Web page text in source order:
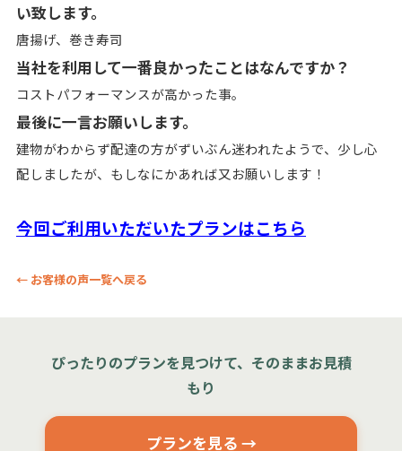
い致します。
唐揚げ、 巻き寿司
当社を利用して一番良かったことはなんですか？
コストパフォーマンスが高かった事。
最後に一言お願いします。
建物がわからず配達の方がずいぶん迷われたようで、 少し心
配しましたが、もしなにかあれば又お願いします！
今回ご利用いただいたプランはこちら
← お客様の声一覧へ戻る
ぴったりのプランを見つけて、そのままお見積
もり
プランを見る →